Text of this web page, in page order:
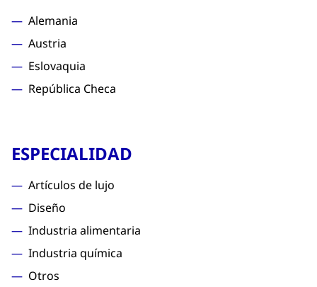
Alemania
Austria
Eslovaquia
República Checa
ESPECIALIDAD
Artículos de lujo
Diseño
Industria alimentaria
Industria química
Otros